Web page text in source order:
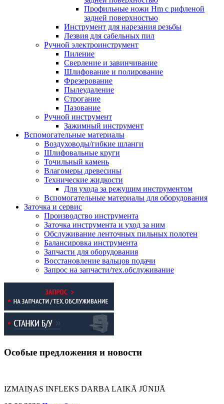
Профильные ножи Hm с рифленой
задней поверхностью
Инструмент для нарезания резьбы
Лезвия для сабельных пил
Ручной электроинструмент
Пиление
Сверление и завинчивание
Шлифование и полирование
Фрезерование
Пылеудаление
Строгание
Пазование
Ручной инструмент
Зажимный инструмент
Вспомогательные материалы
Воздуховоды/гибкие шланги
Шлифовальные круги
Точильный камень
Влагомеры древесины
Технические жидкости
Для ухода за режущим инструментом
Вспомогательные материалы для оборудования
Заточка и сервис
Производство инструмента
Заточка инструмента и уход за ним
Обслуживание ленточных пильных полотен
Балансировка инструмента
Запчасти для оборудования
Восстановление вальцов подачи
Запрос на запчасти/тех.обслуживание
Особые предложения и новости
IZMAIŅAS INFLEKS DARBA LAIKĀ JŪNIJĀ